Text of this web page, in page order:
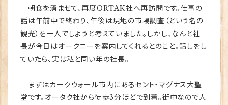
朝食を済ませて、再度ORTAK社へ再訪問です。仕事の
話は午前中で終わり、午後は現地の市場調査（という名の
観光）を一人でしようと考えていました。しかし、なんと社
長が今日はオークニーを案内してくれるとのこと。話しをし
ていたら、実は私と同い年の社長。
まずはカークウォール市内にあるセント・マグナス大聖
堂です。オータク社から徒歩3分ほどで到着。街中なので人